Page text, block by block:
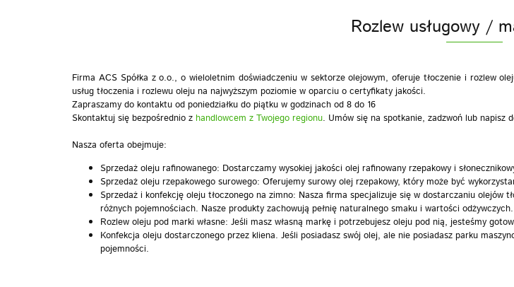
Rozlew usługowy /
Firma ACS Spółka z o.o., o wieloletnim doświadczeniu w sektorze olejowym, oferuje tłoczenie i rozlew
usług tłoczenia i rozlewu oleju na najwyższym poziomie w oparciu o certyfikaty jakości.
Zapraszamy do kontaktu od poniedziałku do piątku w godzinach od 8 do 16
Skontaktuj się bezpośrednio z handlowcem z Twojego regionu. Umów się na spotkanie, zadzwoń lub napisz
Nasza oferta obejmuje:
Sprzedaż oleju rafinowanego: Dostarczamy wysokiej jakości olej rafinowany rzepakowy i
Sprzedaż oleju rzepakowego surowego: Oferujemy surowy olej rzepakowy, który może być
Sprzedaż i konfekcję oleju tłoczonego na zimno: Nasza firma specjalizuje się w dostarczaniu olejów
różnych pojemnościach. Nasze produkty zachowują pełnię naturalnego smaku i wartości odżywczych.
Rozlew oleju pod marki własne: Jeśli masz własną markę i potrzebujesz oleju pod nią, jesteśmy
Konfekcja oleju dostarczonego przez kliena. Jeśli posiadasz swój olej, ale nie posiadasz parku
pojemności.